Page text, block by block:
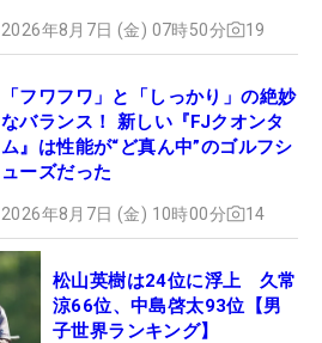
2026年8月7日 (金) 07時50分 19
「フワフワ」と「しっかり」の絶妙
なバランス！ 新しい『FJクオンタ
ム』は性能が“ど真ん中”のゴルフシ
ューズだった
2026年8月7日 (金) 10時00分 14
松山英樹は24位に浮上 久常
涼66位、中島啓太93位【男
子世界ランキング】